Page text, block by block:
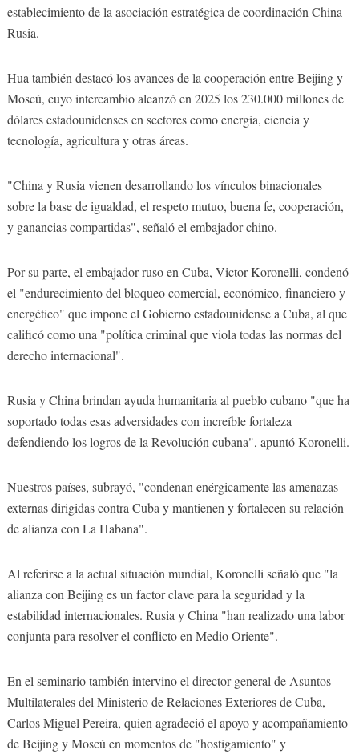
establecimiento de la asociación estratégica de coordinación China-
Rusia.
Hua también destacó los avances de la cooperación entre Beijing y
Moscú, cuyo intercambio alcanzó en 2025 los 230.000 millones de
dólares estadounidenses en sectores como energía, ciencia y
tecnología, agricultura y otras áreas.
"China y Rusia vienen desarrollando los vínculos binacionales
sobre la base de igualdad, el respeto mutuo, buena fe, cooperación,
y ganancias compartidas", señaló el embajador chino.
Por su parte, el embajador ruso en Cuba, Victor Koronelli, condenó
el "endurecimiento del bloqueo comercial, económico, financiero y
energético" que impone el Gobierno estadounidense a Cuba, al que
calificó como una "política criminal que viola todas las normas del
derecho internacional".
Rusia y China brindan ayuda humanitaria al pueblo cubano "que ha
soportado todas esas adversidades con increíble fortaleza
defendiendo los logros de la Revolución cubana", apuntó Koronelli.
Nuestros países, subrayó, "condenan enérgicamente las amenazas
externas dirigidas contra Cuba y mantienen y fortalecen su relación
de alianza con La Habana".
Al referirse a la actual situación mundial, Koronelli señaló que "la
alianza con Beijing es un factor clave para la seguridad y la
estabilidad internacionales. Rusia y China "han realizado una labor
conjunta para resolver el conflicto en Medio Oriente".
En el seminario también intervino el director general de Asuntos
Multilaterales del Ministerio de Relaciones Exteriores de Cuba,
Carlos Miguel Pereira, quien agradeció el apoyo y acompañamiento
de Beijing y Moscú en momentos de "hostigamiento" y